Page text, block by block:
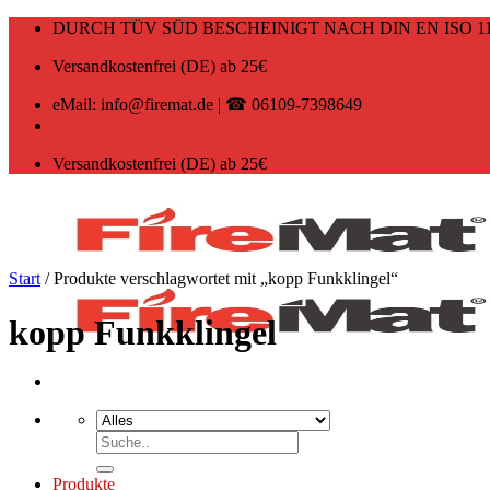
Zum
springen
DURCH TÜV SÜD BESCHEINIGT NACH DIN EN ISO
Versandkostenfrei (DE) ab 25€
eMail: info@firemat.de | ☎ 06109-7398649
Versandkostenfrei (DE) ab 25€
Suchen
nach:
Produkte
Start /Produkte verschlagwortet mit „kopp Funkklingel“
kopp Funkklingel